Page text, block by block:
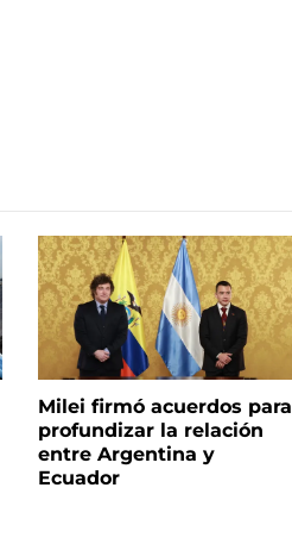
Milei firmó acuerdos para
profundizar la relación
entre Argentina y
Ecuador